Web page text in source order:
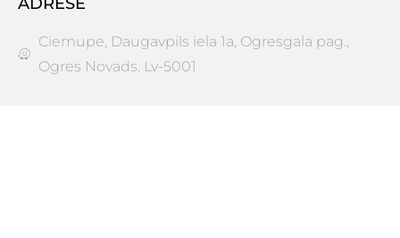
Ciemupe, Daugavpils iela 1a, Ogresgala pag.,
Ogres Novads. Lv-5001